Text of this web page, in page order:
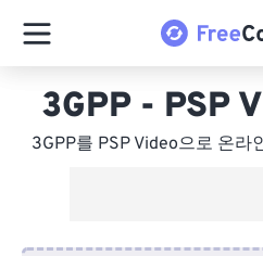
3GPP - PSP
3GPP를 PSP Video으로 온라